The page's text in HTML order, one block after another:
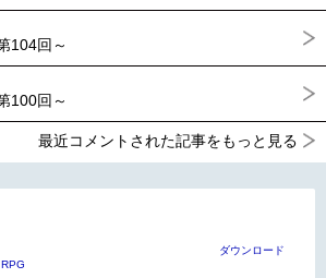
104回～
100回～
最近コメントされた記事をもっと見る
ダウンロード